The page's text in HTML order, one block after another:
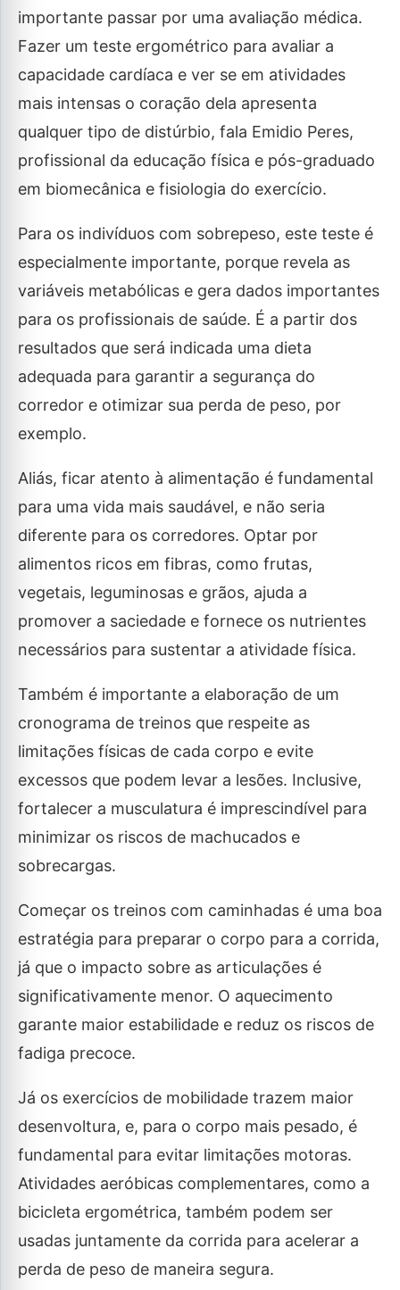
importante passar por uma avaliação médica.
Fazer um teste ergométrico para avaliar a
capacidade cardíaca e ver se em atividades
mais intensas o coração dela apresenta
qualquer tipo de distúrbio, fala Emidio Peres,
profissional da educação física e pós-graduado
em biomecânica e fisiologia do exercício.
Para os indivíduos com sobrepeso, este teste é
especialmente importante, porque revela as
variáveis metabólicas e gera dados importantes
para os profissionais de saúde. É a partir dos
resultados que será indicada uma dieta
adequada para garantir a segurança do
corredor e otimizar sua perda de peso, por
exemplo.
Aliás, ficar atento à alimentação é fundamental
para uma vida mais saudável, e não seria
diferente para os corredores. Optar por
alimentos ricos em fibras, como frutas,
vegetais, leguminosas e grãos, ajuda a
promover a saciedade e fornece os nutrientes
necessários para sustentar a atividade física.
Também é importante a elaboração de um
cronograma de treinos que respeite as
limitações físicas de cada corpo e evite
excessos que podem levar a lesões. Inclusive,
fortalecer a musculatura é imprescindível para
minimizar os riscos de machucados e
sobrecargas.
Começar os treinos com caminhadas é uma boa
estratégia para preparar o corpo para a corrida,
já que o impacto sobre as articulações é
significativamente menor. O aquecimento
garante maior estabilidade e reduz os riscos de
fadiga precoce.
Já os exercícios de mobilidade trazem maior
desenvoltura, e, para o corpo mais pesado, é
fundamental para evitar limitações motoras.
Atividades aeróbicas complementares, como a
bicicleta ergométrica, também podem ser
usadas juntamente da corrida para acelerar a
perda de peso de maneira segura.